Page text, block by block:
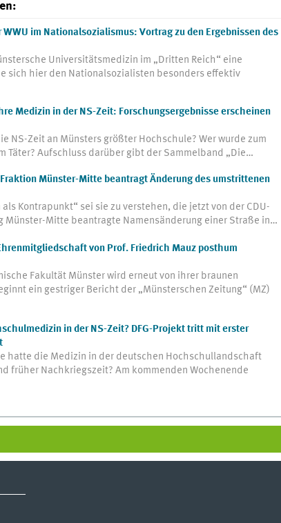
im Nationalsozialismus: Vortrag zu den Ergebnissen des
Universitätsmedizin im „Dritten Reich“ eine
sich hier den Nationalsozialisten besonders effektiv
Medizin in der NS-Zeit: Forschungsergebnisse erscheinen
NS-Zeit an Münsters größter Hochschule? Wer wurde zum
Täter? Aufschluss darüber gibt der Sammelband „Die…
Fraktion Münster-Mitte beantragt Änderung des umstrittenen
Kontrapunkt“ sei sie zu verstehen, die jetzt von der CDU-
Münster-Mitte beantragte Namensänderung einer Straße in…
von Prof. Friedrich Mauz posthum
Fakultät Münster wird erneut von ihrer braunen
ein gestriger Bericht der „Münsterschen Zeitung“ (MZ)
in der NS-Zeit? DFG-Projekt tritt mit erster
hatte die Medizin in der deutschen Hochschullandschaft
früher Nachkriegszeit? Am kommenden Wochenende